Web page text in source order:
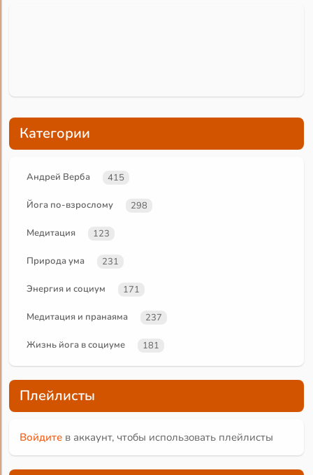
Категории
Андрей Верба 415
Йога по-взрослому 298
Медитация 123
Природа ума 231
Энергия и социум 171
Медитация и пранаяма 237
Жизнь йога в социуме 181
Плейлисты
Войдите в аккаунт, чтобы использовать плейлисты